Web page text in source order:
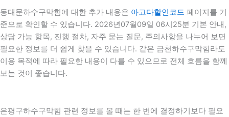
동대문하수구막힘에 대한 추가 내용은 아고다할인코드 페이지를 기
준으로 확인할 수 있습니다. 2026년07월09일 06시25분 기본 안내,
상담 가능 항목, 진행 절차, 자주 묻는 질문, 주의사항을 나누어 보면
필요한 정보를 더 쉽게 찾을 수 있습니다. 같은 금천하수구막힘라도
이용 목적에 따라 필요한 내용이 다를 수 있으므로 전체 흐름을 함께
보는 것이 좋습니다.
은평구하수구막힘 관련 정보를 볼 때는 한 번에 결정하기보다 필요